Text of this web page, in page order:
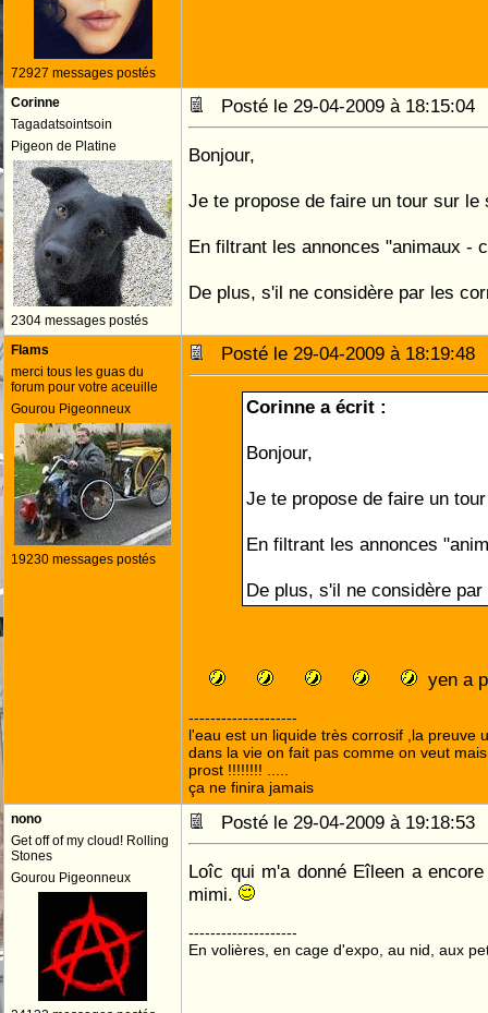
72927 messages postés
Corinne
Tagadatsointsoin
Pigeon de Platine
2304 messages postés
Posté le 29-04-2009 à
Bonjour,
Je te propose de faire un tour sur le
En filtrant les annonces "animaux -
De plus, s'il ne considère par les
Flams
merci tous les guas du
forum pour votre aceuille
Gourou Pigeonneux
19230 messages postés
Posté le 29-04-2009 à
Corinne a écrit :
Bonjour,
Je te propose de faire un
En filtrant les annonces
De plus, s'il ne considère
yen a
--------------------
l'eau est un liquide très corrosif ,la preuve
dans la vie on fait pas comme on veut
prost !!!!!!!! .....
ça ne finira jamais
nono
Get off of my cloud! Rolling
Stones
Gourou Pigeonneux
Posté le 29-04-2009 à
Loîc qui m'a donné Eîleen a
mimi.
--------------------
En volières, en cage d'expo, au nid, aux